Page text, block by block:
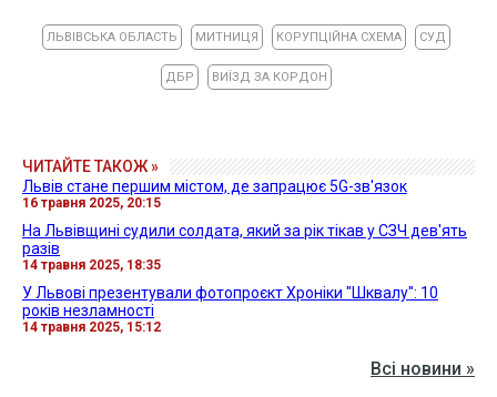
ЛЬВІВСЬКА ОБЛАСТЬ МИТНИЦЯ КОРУПЦІЙНА СХЕМА СУД
ДБР ВИЇЗД ЗА КОРДОН
ЧИТАЙТЕ ТАКОЖ »
Львів стане першим містом, де запрацює 5G-зв'язок
16 травня 2025, 20:15
На Львівщині судили солдата, який за рік тікав у СЗЧ дев'ять
разів
14 травня 2025, 18:35
У Львові презентували фотопроєкт Хроніки "Шквалу": 10
років незламності
14 травня 2025, 15:12
Всі новини »